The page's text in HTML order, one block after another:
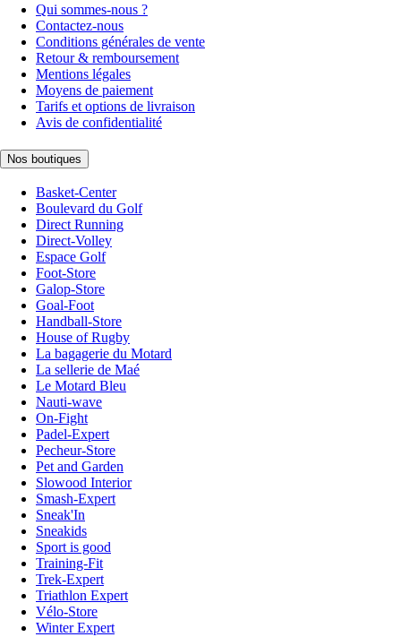
Qui sommes-nous ?
Contactez-nous
Conditions générales de vente
Retour & remboursement
Mentions légales
Moyens de paiement
Tarifs et options de livraison
Avis de confidentialité
Nos boutiques
Basket-Center
Boulevard du Golf
Direct Running
Direct-Volley
Espace Golf
Foot-Store
Galop-Store
Goal-Foot
Handball-Store
House of Rugby
La bagagerie du Motard
La sellerie de Maé
Le Motard Bleu
Nauti-wave
On-Fight
Padel-Expert
Pecheur-Store
Pet and Garden
Slowood Interior
Smash-Expert
Sneak'In
Sneakids
Sport is good
Training-Fit
Trek-Expert
Triathlon Expert
Vélo-Store
Winter Expert